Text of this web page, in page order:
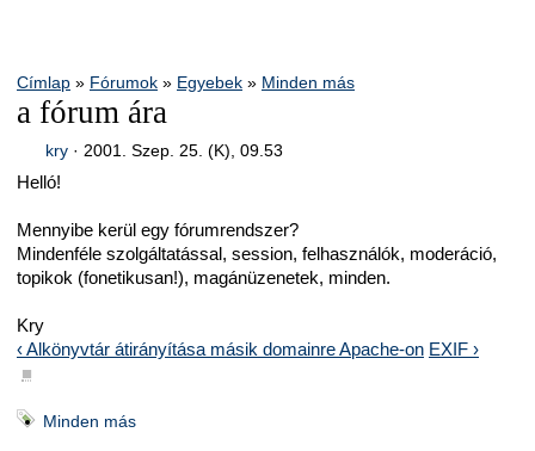
Címlap » Fórumok » Egyebek » Minden más
a fórum ára
kry· 2001. Szep. 25. (K), 09.53
Helló!
Mennyibe kerül egy fórumrendszer?
Mindenféle szolgáltatással, session, felhasználók, moderáció,
topikok (fonetikusan!), magánüzenetek, minden.
Kry
‹ Alkönyvtár átirányítása másik domainre Apache-on EXIF ›
■
Minden más